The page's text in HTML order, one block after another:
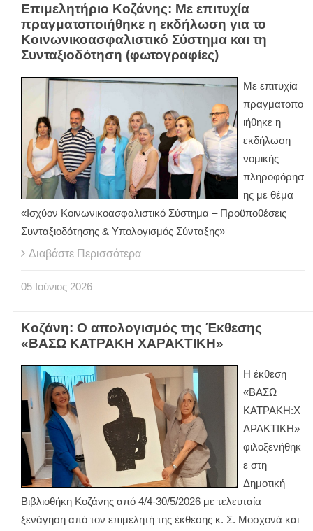
Επιμελητήριο Κοζάνης: Με επιτυχία
πραγματοποιήθηκε η εκδήλωση για το
Κοινωνικοασφαλιστικό Σύστημα και τη
Συνταξιοδότηση (φωτογραφίες)
Με επιτυχία
πραγματοπο
ιήθηκε η
εκδήλωση
νομικής
πληροφόρησ
ης με θέμα
«Ισχύον Κοινωνικοασφαλιστικό Σύστημα – Προϋποθέσεις
Συνταξιοδότησης & Υπολογισμός Σύνταξης»
Διαβάστε Περισσότερα
05 Ιούνιος 2026
Κοζάνη: Ο απολογισμός της Έκθεσης
«ΒΑΣΩ ΚΑΤΡΑΚΗ ΧΑΡΑΚΤΙΚΗ»
Η έκθεση
«ΒΑΣΩ
ΚΑΤΡΑΚΗ:Χ
ΑΡΑΚΤΙΚΗ»
φιλοξενήθηκ
ε στη
Δημοτική
Βιβλιοθήκη Κοζάνης από 4/4-30/5/2026 με τελευταία
ξενάγηση από τον επιμελητή της έκθεσης κ. Σ. Μοσχονά και